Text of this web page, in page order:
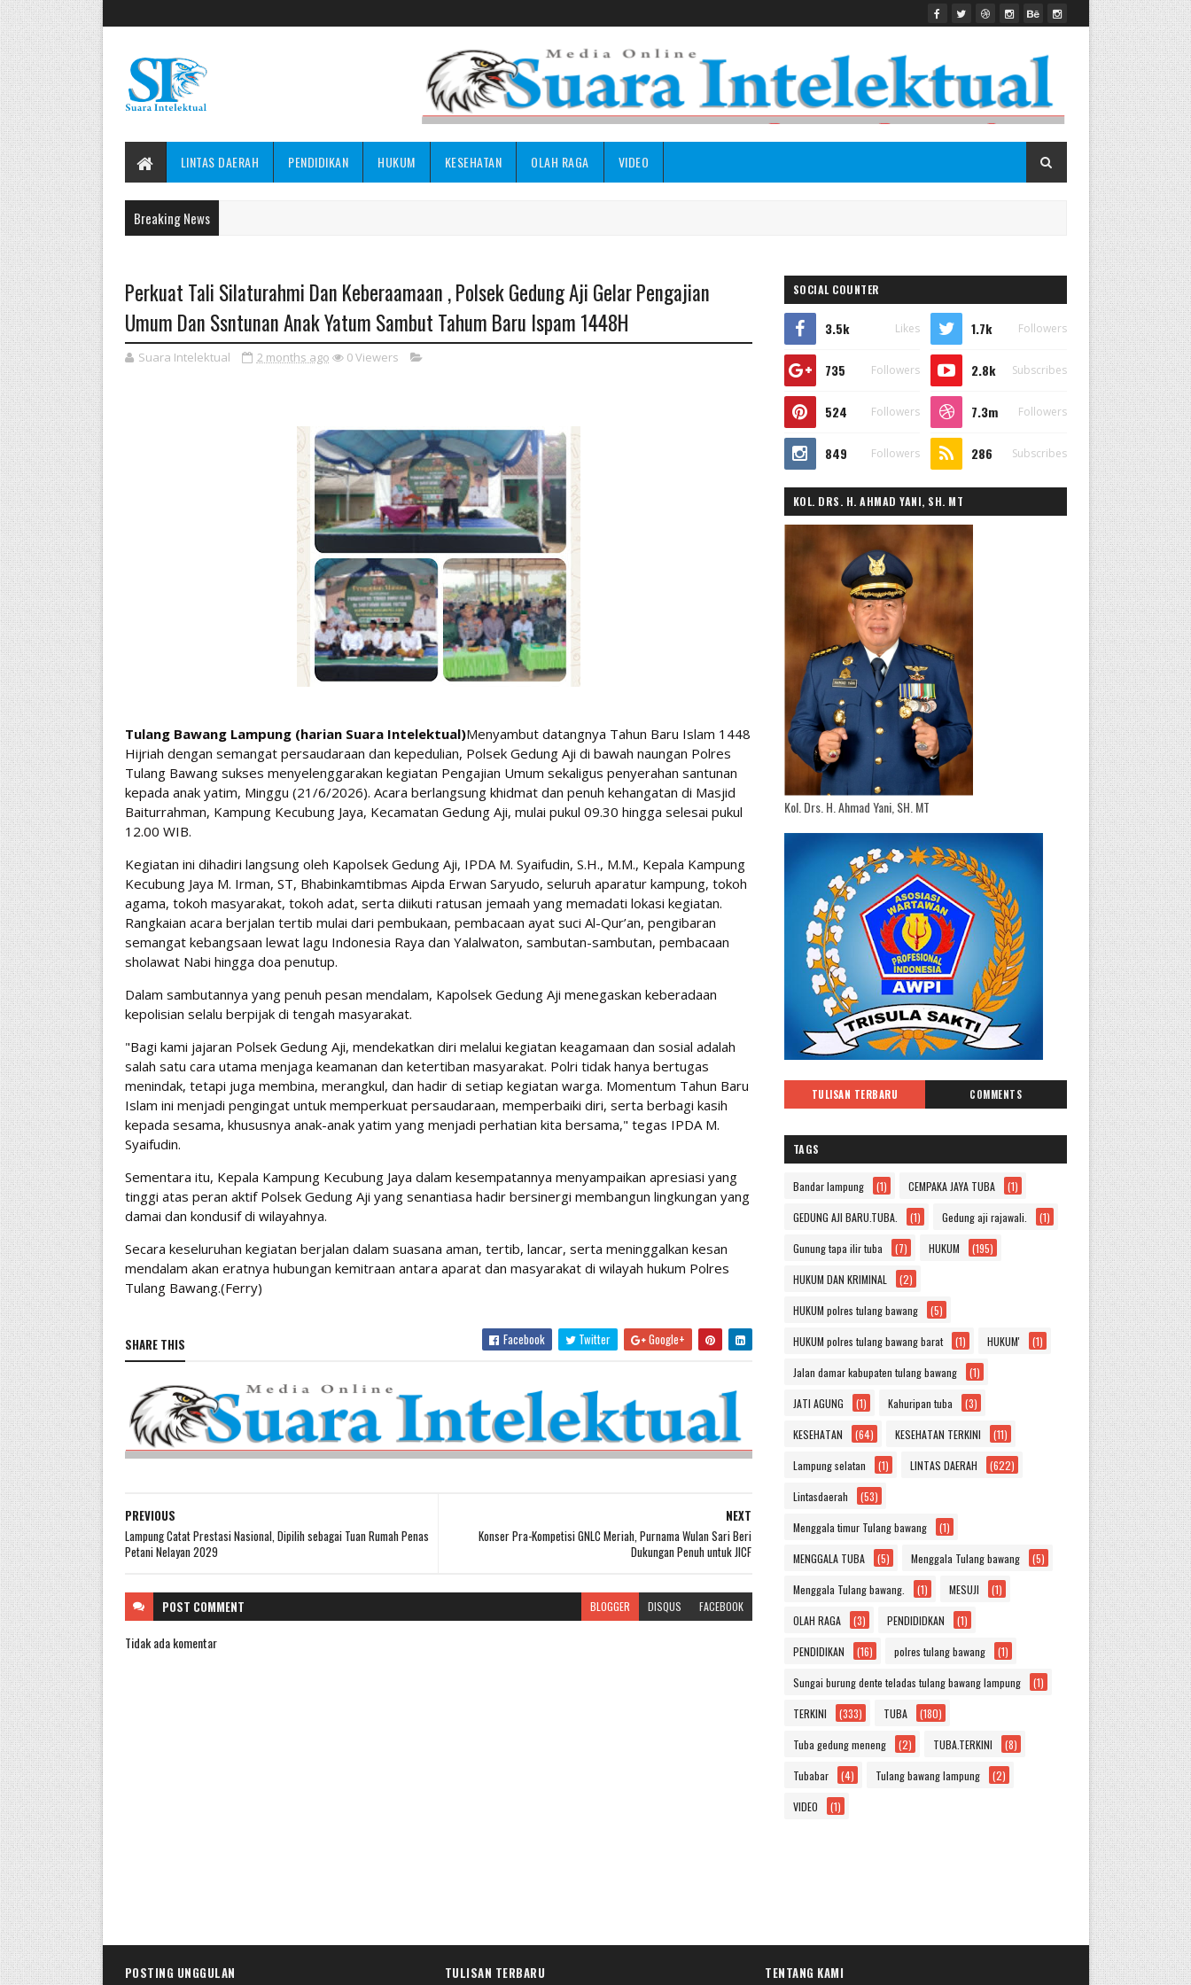
LINTAS DAERAH PENDIDIKAN HUKUM KESEHATAN OLAH RAGA VIDEO
Breaking News
Perkuat Tali Silaturahmi Dan Keberaamaan , Polsek Gedung Aji Gelar Pengajian
Umum Dan Ssntunan Anak Yatum Sambut Tahum Baru Ispam 1448H
Suara Intelektual 2 months ago 0Viewers
Tulang Bawang Lampung (harian Suara Intelektual)Menyambut datangnya Tahun Baru Islam 1448
Hijriah dengan semangat persaudaraan dan kepedulian, Polsek Gedung Aji di bawah naungan Polres
Tulang Bawang sukses menyelenggarakan kegiatan Pengajian Umum sekaligus penyerahan santunan
kepada anak yatim, Minggu (21/6/2026). Acara berlangsung khidmat dan penuh kehangatan di Masjid
Baiturrahman, Kampung Kecubung Jaya, Kecamatan Gedung Aji, mulai pukul 09.30 hingga selesai pukul
12.00 WIB.
Kegiatan ini dihadiri langsung oleh Kapolsek Gedung Aji, IPDA M. Syaifudin, S.H., M.M., Kepala Kampung
Kecubung Jaya M. Irman, ST, Bhabinkamtibmas Aipda Erwan Saryudo, seluruh aparatur kampung, tokoh
agama, tokoh masyarakat, tokoh adat, serta diikuti ratusan jemaah yang memadati lokasi kegiatan.
Rangkaian acara berjalan tertib mulai dari pembukaan, pembacaan ayat suci Al-Qur’an, pengibaran
semangat kebangsaan lewat lagu Indonesia Raya dan Yalalwaton, sambutan-sambutan, pembacaan
sholawat Nabi hingga doa penutup.
Dalam sambutannya yang penuh pesan mendalam, Kapolsek Gedung Aji menegaskan keberadaan
kepolisian selalu berpijak di tengah masyarakat.
"Bagi kami jajaran Polsek Gedung Aji, mendekatkan diri melalui kegiatan keagamaan dan sosial adalah
salah satu cara utama menjaga keamanan dan ketertiban masyarakat. Polri tidak hanya bertugas
menindak, tetapi juga membina, merangkul, dan hadir di setiap kegiatan warga. Momentum Tahun Baru
Islam ini menjadi pengingat untuk memperkuat persaudaraan, memperbaiki diri, serta berbagi kasih
kepada sesama, khususnya anak-anak yatim yang menjadi perhatian kita bersama," tegas IPDA M.
Syaifudin.
Sementara itu, Kepala Kampung Kecubung Jaya dalam kesempatannya menyampaikan apresiasi yang
tinggi atas peran aktif Polsek Gedung Aji yang senantiasa hadir bersinergi membangun lingkungan yang
damai dan kondusif di wilayahnya.
Secara keseluruhan kegiatan berjalan dalam suasana aman, tertib, lancar, serta meninggalkan kesan
mendalam akan eratnya hubungan kemitraan antara aparat dan masyarakat di wilayah hukum Polres
Tulang Bawang.(Ferry)
SHARE THIS Facebook Twitter Google+
NEXT
Konser Pra-Kompetisi GNLC Meriah, Purnama Wulan Sari Beri
Dukungan Penuh untuk JICF
PREVIOUS
Lampung Catat Prestasi Nasional, Dipilih sebagai Tuan Rumah Penas
Petani Nelayan 2029
POST COMMENT BLOGGER DISQUS FACEBOOK
Tidak ada komentar
SOCIAL COUNTER
3.5k Likes 1.7k Followers
735 Followers 2.8k Subscribes
524 Followers 7.3m Followers
849 Followers 286 Subscribes
KOL. DRS. H. AHMAD YANI, SH. MT
Kol. Drs. H. Ahmad Yani, SH. MT
TULISAN TERBARU COMMENTS
TAGS
Bandar lampung (1) CEMPAKA JAYA TUBA (1)
GEDUNG AJI BARU.TUBA. (1) Gedung aji rajawali. (1)
Gunung tapa ilir tuba (7) HUKUM (195)
HUKUM DAN KRIMINAL (2)
HUKUM polres tulang bawang (5)
HUKUM polres tulang bawang barat (1) HUKUM' (1)
Jalan damar kabupaten tulang bawang (1)
JATI AGUNG (1) Kahuripan tuba (3)
KESEHATAN (64) KESEHATAN TERKINI (11)
Lampung selatan (1) LINTAS DAERAH (622)
Lintasdaerah (53)
Menggala timur Tulang bawang (1)
MENGGALA TUBA (5) Menggala Tulang bawang (5)
Menggala Tulang bawang. (1) MESUJI (1)
OLAH RAGA (3) PENDIDIDKAN (1)
PENDIDIKAN (16) polres tulang bawang (1)
Sungai burung dente teladas tulang bawang lampung (1)
TERKINI (333) TUBA (180)
Tuba gedung meneng (2) TUBA.TERKINI (8)
Tubabar (4) Tulang bawang lampung (2)
VIDEO (1)
POSTING UNGGULAN TULISAN TERBARU TENTANG KAMI